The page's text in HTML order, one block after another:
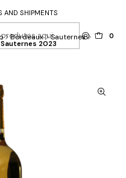
0
AND SHIPMENTS
Bordeaux Sauternes
2023